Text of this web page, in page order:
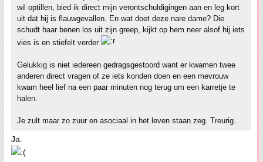
wil optillen, bied ik direct mijn verontschuldigingen aan en leg kort
uit dat hij is flauwgevallen. En wat doet deze nare dame? Die
schudt haar benen los uit zijn greep, kijkt op hem neer alsof hij iets
vies is en stiefelt verder
Gelukkig is niet iedereen gedragsgestoord want er kwamen twee
anderen direct vragen of ze iets konden doen en een mevrouw
kwam heel lief na een paar minuten nog terug om een karretje te
halen.
Je zult maar zo zuur en asociaal in het leven staan zeg. Treurig.
Ja.